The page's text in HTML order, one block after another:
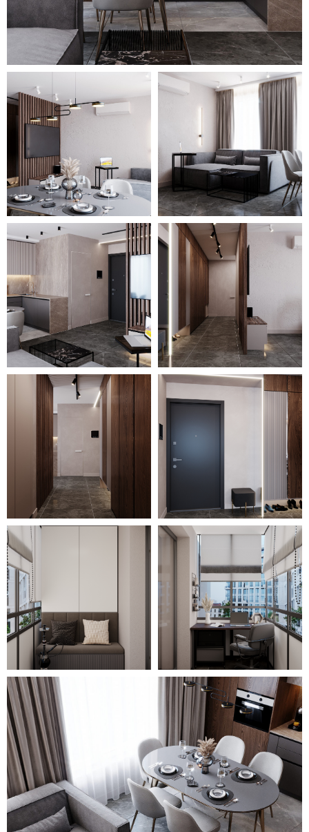
светильников, заканчивая
мебелью и сочетанием декора.
Небольшой балкон превратился
в зону отдыха и работы. На
такой небольшой площади
разместился диван и стол с
компьютером. Вид из окна
помогает расслабиться или
отвлечься от долгой работы.
Для каждого помещения
идеально подобраны световые
приборы. В интерьере
использованы и трековые
линии, и различные споты, и
подвесы, и светодиодная
подсветка. Все это
расположено локально для
удобства использования в той
или иной зоне.